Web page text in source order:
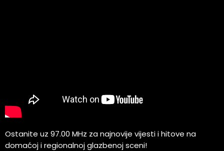
Ostanite uz 97.00 MHz za najnovije vijesti i hitove na
domaćoj i regionalnoj glazbenoj sceni!